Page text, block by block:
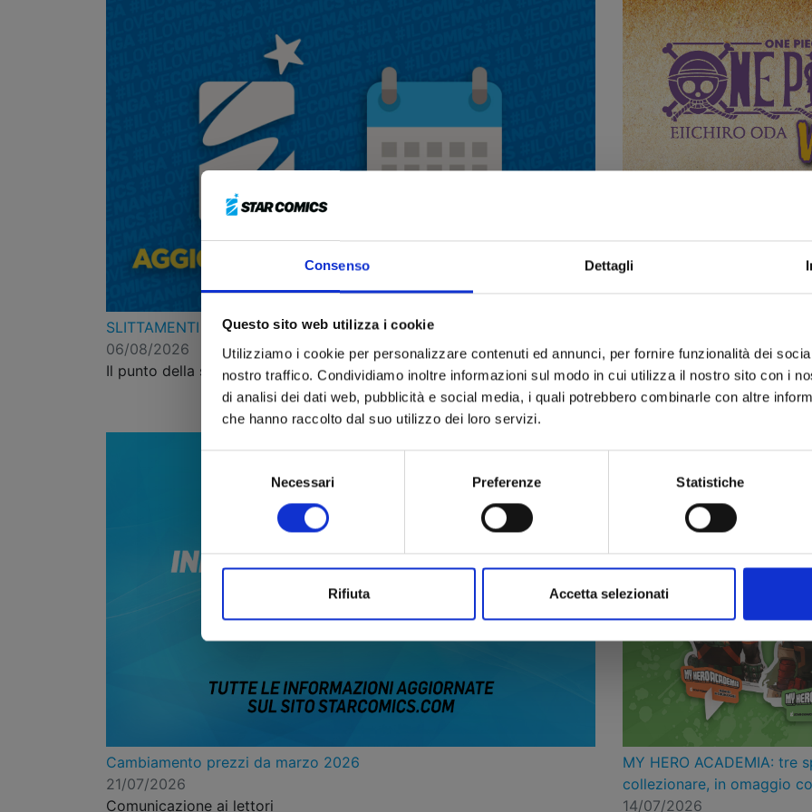
Consenso Dettagli
Questo sito web utilizza i cookie
Utilizziamo i cookie per personalizzare contenuti ed annunci, per fornire funzionalità dei
nostro traffico. Condividiamo inoltre informazioni sul modo in cui utilizza il nostro sito con i
di analisi dei dati web, pubblicità e social media, i quali potrebbero combinarle con altre
che hanno raccolto dal suo utilizzo dei loro servizi.
Necessari Preferenze Statistiche
Rifiuta Accetta selezionati
SLITTAMENTI RIGUARDANTI ALCUNE FUTURE USCITE
06/08/2026
Il punto della situazione per aggiornare i lettori
30/07/2026
2 shikishi in omaggio, 1
uscita
Cambiamento prezzi da marzo 2026
21/07/2026
Comunicazione ai lettori
MY HERO ACADEMIA:
collezionare, in omaggio
14/07/2026